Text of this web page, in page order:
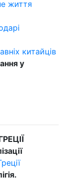
життя
китайців
у